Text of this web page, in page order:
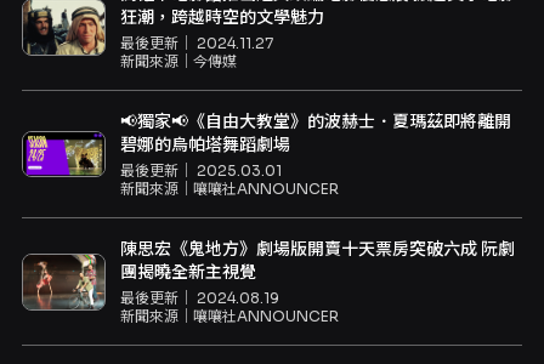
狂潮，跨越時空的文學魅力
最後更新｜ 2024.11.27
新聞來源｜ 今傳媒
📢獨家📢《自由大教堂》的波赫士．夏瑪茲即將離開
碧娜的烏帕塔舞蹈劇場
最後更新｜ 2025.03.01
新聞來源｜ 嚷嚷社ANNOUNCER
陳思宏《鬼地方》劇場版開賣十天票房突破六成 阮劇
團揭曉全新主視覺
最後更新｜ 2024.08.19
新聞來源｜ 嚷嚷社ANNOUNCER